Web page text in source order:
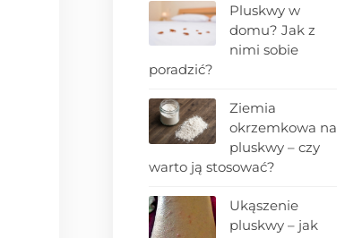
Pluskwy w
domu? Jak z
nimi sobie
poradzić?
Ziemia
okrzemkowa na
pluskwy – czy
warto ją stosować?
Ukąszenie
pluskwy – jak